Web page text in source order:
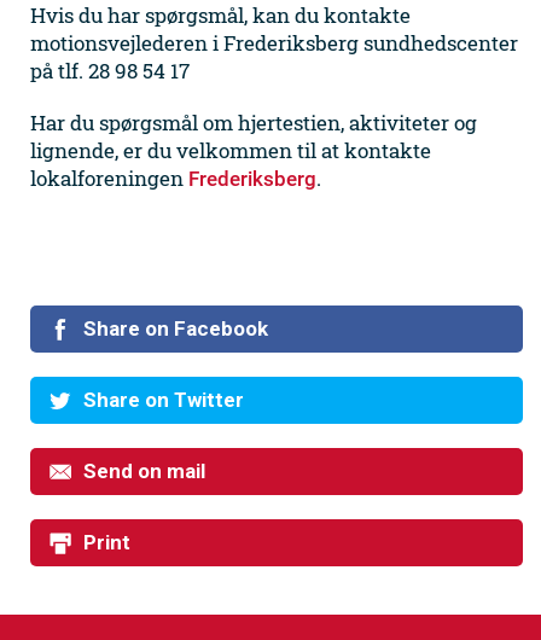
Hvis du har spørgsmål, kan du kontakte
motionsvejlederen i Frederiksberg sundhedscenter
på tlf. 28 98 54 17
Har du spørgsmål om hjertestien, aktiviteter og
lignende, er du velkommen til at kontakte
lokalforeningen Frederiksberg.
Share on Facebook
Share on Twitter
Send on mail
Print